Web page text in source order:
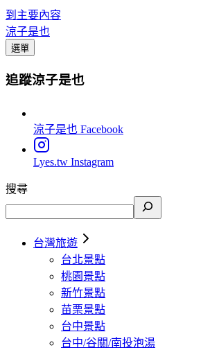
到主要內容
涼子是也
選單
追蹤涼子是也
涼子是也 Facebook
Lyes.tw Instagram
搜尋
台灣旅遊
台北景點
桃園景點
新竹景點
苗栗景點
台中景點
台中/谷關/南投泡湯